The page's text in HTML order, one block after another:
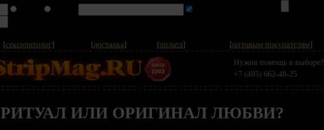
[сексопатолог] [доставка] [оплата] [оптовым покупателям]
Нужна помощь в выборе?
+7 (495) 662-48-25
РИТУАЛ ИЛИ ОРИГИНАЛ ЛЮБВИ?